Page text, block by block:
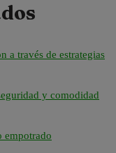
a través de estrategias
y comodidad
empotrado